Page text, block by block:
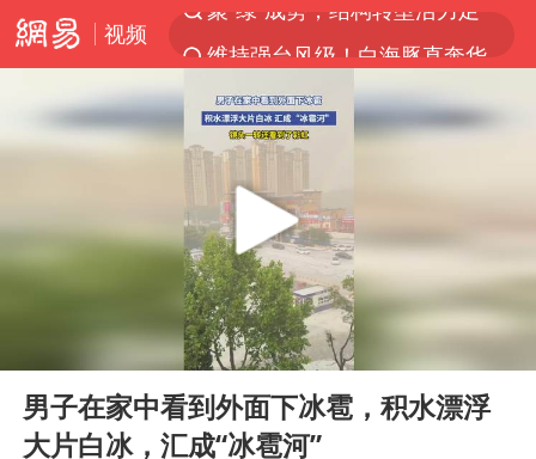
视频
41岁女子为鼓励女儿考上985研究生
24小时不关空调 电费反而更低？
“事业单位招聘不是人情买卖”
美国退回1000亿美元关税
Play
00:12
男子在家中看到外面下冰雹，积水漂浮
大片白冰，汇成“冰雹河”